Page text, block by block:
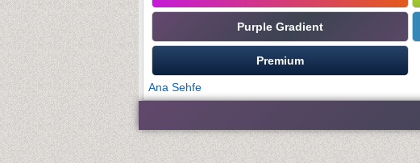
Purple Gradient
Premium
Ana Sehfe